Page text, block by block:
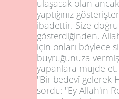
ulaşacak olan
yaptığınız
ibadettir. Size
gösterdiğinden,
için onları böylece
buyruğunuza
yapanlara müjde et.
"Bir bedevî gelerek
sordu: "Ey Allah'ın